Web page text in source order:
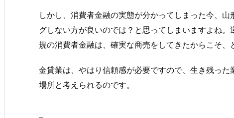
しかし、消費者金融の実態が分かってしまった今、
グしない方が良いのでは？と思ってしまいますよね
規の消費者金融は、確実な商売をしてきたからこそ、
金貸業は、やはり信頼感が必要ですので、生き残っ
場所と考えられるのです。